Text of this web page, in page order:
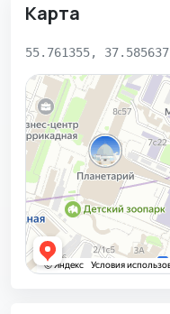
Карта
55.761355, 37.585637